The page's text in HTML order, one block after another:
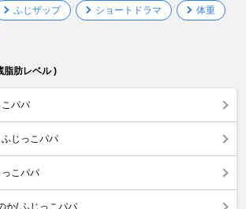
ふじザップ ショートドラマ 体重
脂肪レベル )
パパ
じっこパパ
こパパ
か/ ふじっこパパ